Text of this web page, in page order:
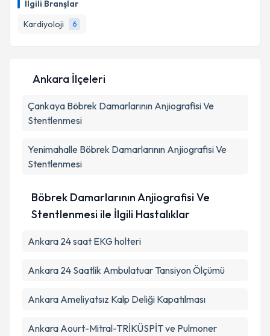
İlgili Branşlar
Kardiyoloji
6
için bir takvim hazırlandığında e-posta ile
bilgilendireceğiz.
E-posta Adresiniz
Kişisel verilerimin işlenmesine ilişkinAydınlatma
Metni'ni okudum ve kişisel verilerimin belirtilen
Ankara İlçeleri
Çankaya Böbrek Damarlarının Anjiografisi Ve
Stentlenmesi
Yenimahalle Böbrek Damarlarının Anjiografisi Ve
Stentlenmesi
Böbrek Damarlarının Anjiografisi Ve
Stentlenmesi ile İlgili Hastalıklar
Ankara 24 saat EKG holteri
Ankara 24 Saatlik Ambulatuar Tansiyon Ölçümü
Ankara Ameliyatsız Kalp Deliği Kapatılması
Ankara Aourt-Mitral-TRİKÜSPİT ve Pulmoner